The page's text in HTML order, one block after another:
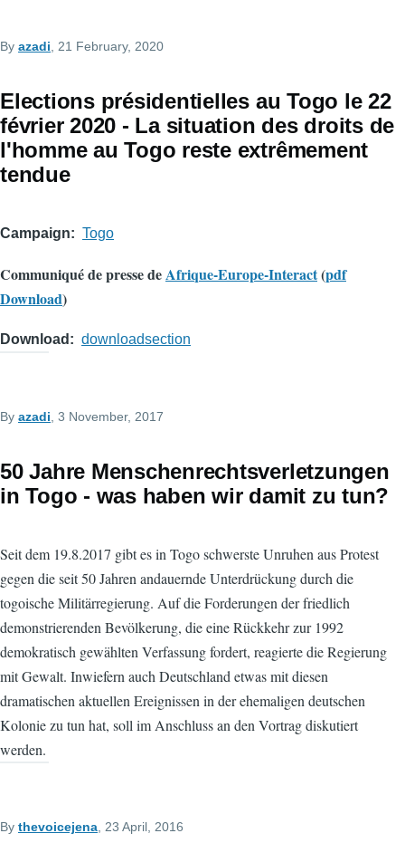
By azadi , 21 February, 2020
Elections présidentielles au Togo le 22
février 2020 - La situation des droits de
l'homme au Togo reste extrêmement
tendue
Campaign Togo
Communiqué de presse deAfrique-Europe-Interact(pdf
Download)
Download downloadsection
By azadi , 3 November, 2017
50 Jahre Menschenrechtsverletzungen
in Togo - was haben wir damit zu tun?
Seit dem 19.8.2017 gibt es in Togo schwerste Unruhen aus Protest
gegen die seit 50 Jahren andauernde Unterdrückung durch die
togoische Militärregierung. Auf die Forderungen der friedlich
demonstrierenden Bevölkerung, die eine Rückkehr zur 1992
demokratisch gewählten Verfassung fordert, reagierte die Regierung
mit Gewalt. Inwiefern auch Deutschland etwas mit diesen
dramatischen aktuellen Ereignissen in der ehemaligen deutschen
Kolonie zu tun hat, soll im Anschluss an den Vortrag diskutiert
werden.
By thevoicejena, 23 April, 2016